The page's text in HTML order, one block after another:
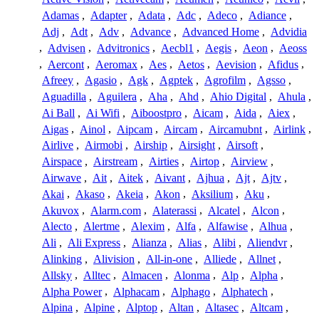
Adamas , Adapter , Adata , Adc , Adeco , Adiance ,
Adj , Adt , Adv , Advance , Advanced Home , Advidia
, Advisen , Advitronics , Aecbl1 , Aegis , Aeon , Aeoss
, Aercont , Aeromax , Aes , Aetos , Aevision , Afidus ,
Afreey , Agasio , Agk , Agptek , Agrofilm , Agsso ,
Aguadilla , Aguilera , Aha , Ahd , Ahio Digital , Ahula ,
Ai Ball , Ai Wifi , Aiboostpro , Aicam , Aida , Aiex ,
Aigas , Ainol , Aipcam , Aircam , Aircamubnt , Airlink ,
Airlive , Airmobi , Airship , Airsight , Airsoft ,
Airspace , Airstream , Airties , Airtop , Airview ,
Airwave , Ait , Aitek , Aivant , Ajhua , Ajt , Ajtv ,
Akai , Akaso , Akeia , Akon , Aksilium , Aku ,
Akuvox , Alarm.com , Alaterassi , Alcatel , Alcon ,
Alecto , Alertme , Alexim , Alfa , Alfawise , Alhua ,
Ali , Ali Express , Alianza , Alias , Alibi , Aliendvr ,
Alinking , Alivision , All-in-one , Alliede , Allnet ,
Allsky , Alltec , Almacen , Alonma , Alp , Alpha ,
Alpha Power , Alphacam , Alphago , Alphatech ,
Alpina , Alpine , Alptop , Altan , Altasec , Altcam ,